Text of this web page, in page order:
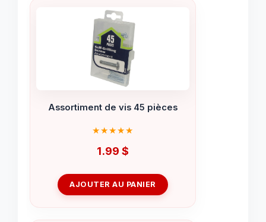
Assortiment de vis 45 pièces
1.99 $
AJOUTER AU PANIER